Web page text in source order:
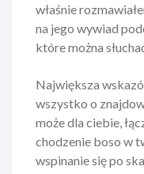
właśnie
na jego wywiad
które można
Największa
wszystko o
może dla ciebie,
chodzenie boso w
wspinanie się po